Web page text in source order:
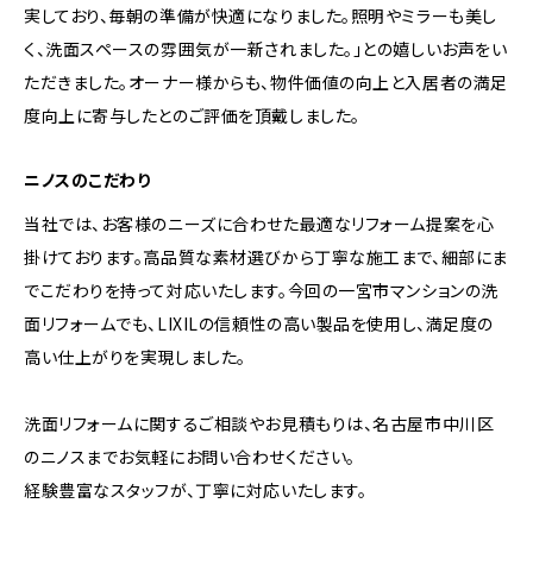
実しており、毎朝の準備が快適になりました。照明やミラーも美し
く、洗面スペースの雰囲気が一新されました。」との嬉しいお声をい
ただきました。オーナー様からも、物件価値の向上と入居者の満足
度向上に寄与したとのご評価を頂戴しました。
ニノスのこだわり
当社では、お客様のニーズに合わせた最適なリフォーム提案を心
掛けております。高品質な素材選びから丁寧な施工まで、細部にま
でこだわりを持って対応いたします。今回の一宮市マンションの洗
面リフォームでも、LIXILの信頼性の高い製品を使用し、満足度の
高い仕上がりを実現しました。
洗面リフォームに関するご相談やお見積もりは、名古屋市中川区
のニノスまでお気軽にお問い合わせください。
経験豊富なスタッフが、丁寧に対応いたします。